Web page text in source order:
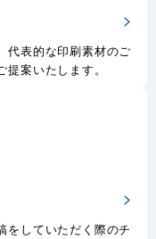
代表的な印刷素材のご
案いたします。
をしていただく際のチ